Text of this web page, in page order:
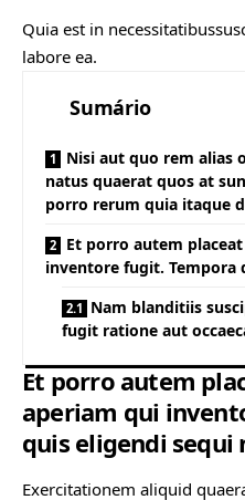
Quia est in
labore ea.
Sumário
Nisi aut quo rem alias
natus quaerat quos at
porro rerum quia itaque
Et porro autem
inventore fugit. Tempora
Nam blanditiis
fugit ratione aut
Et porro autem
aperiam qui
quis eligendi sequi
Exercitationem aliquid